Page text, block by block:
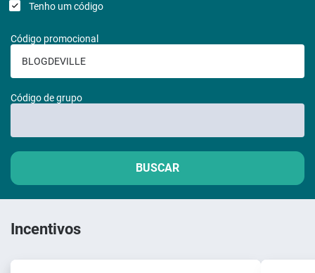
Tenho um código
Código promocional
Código de grupo
BUSCAR
Incentivos